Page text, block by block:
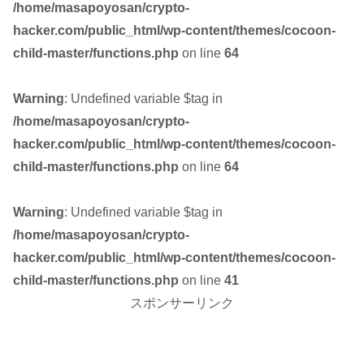
/home/masapoyosan/crypto-
hacker.com/public_html/wp-content/themes/cocoon-
child-master/functions.php on line 64
Warning: Undefined variable $tag in
/home/masapoyosan/crypto-
hacker.com/public_html/wp-content/themes/cocoon-
child-master/functions.php on line 64
Warning: Undefined variable $tag in
/home/masapoyosan/crypto-
hacker.com/public_html/wp-content/themes/cocoon-
child-master/functions.php on line 41
スポンサーリンク